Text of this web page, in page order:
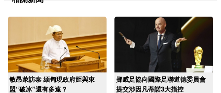
敏昂萊訪泰 緬甸現政府距與東
盟“破冰”還有多遠？
挪威足協向國際足聯道德委員會
提交涉因凡蒂諾3大指控